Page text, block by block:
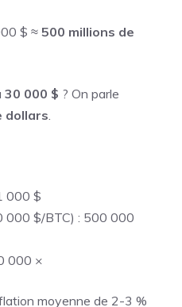
$ ≈ 500 millions de
30 000 $ ? On parle
dollars.
000 $
000 $/BTC) : 500 000
000 ×
moyenne de 2-3 %